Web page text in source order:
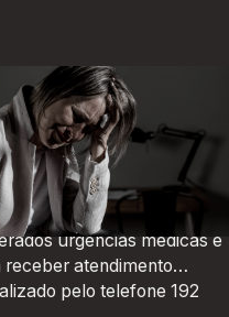
psiquiátrica é urgência
saiba como o SAMU atua
casos
tentativas de suicídio e
de agitação intensa são
urgências médicas e
receber atendimento
pelo telefone 192